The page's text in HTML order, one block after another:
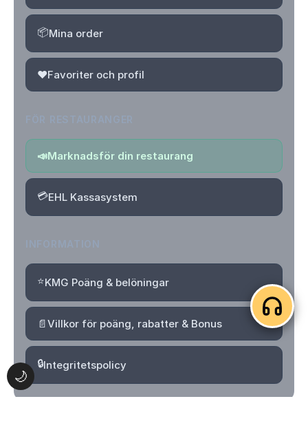
🌙
📦Mina order
❤️Favoriter och profil
📣Marknadsför din restaurang
💳EHL Kassasystem
⭐KMG Poäng & belöningar
📄Villkor för poäng, rabatter & Bonus
🔒Integritetspolicy